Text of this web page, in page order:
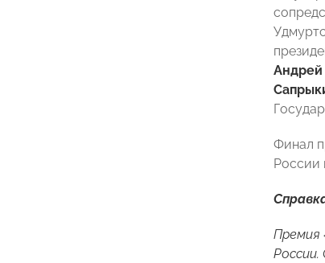
Финал
России
Премия